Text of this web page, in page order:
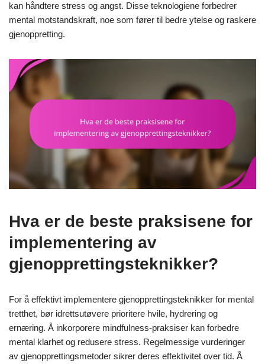
kan håndtere stress og angst. Disse teknologiene forbedrer
mental motstandskraft, noe som fører til bedre ytelse og raskere
gjenoppretting.
Hva er de beste praksisene for
implementering av
gjenopprettingsteknikker?
For å effektivt implementere gjenopprettingsteknikker for mental
tretthet, bør idrettsutøvere prioritere hvile, hydrering og
ernæring. Å inkorporere mindfulness-praksiser kan forbedre
mental klarhet og redusere stress. Regelmessige vurderinger
av gjenopprettingsmetoder sikrer deres effektivitet over tid. Å